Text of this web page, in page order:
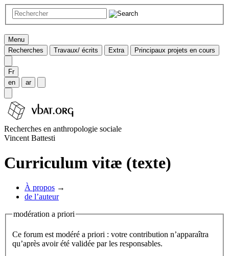
Menu
Recherches
Travaux/ écrits Extra Principaux projets en cours
Fr
en
ar
Recherches en anthropologie sociale
Vincent Battesti
Curriculum vitæ (texte)
À propos →
de l’auteur
modération a priori
Ce forum est modéré a priori : votre contribution n’apparaîtra
qu’après avoir été validée par les responsables.